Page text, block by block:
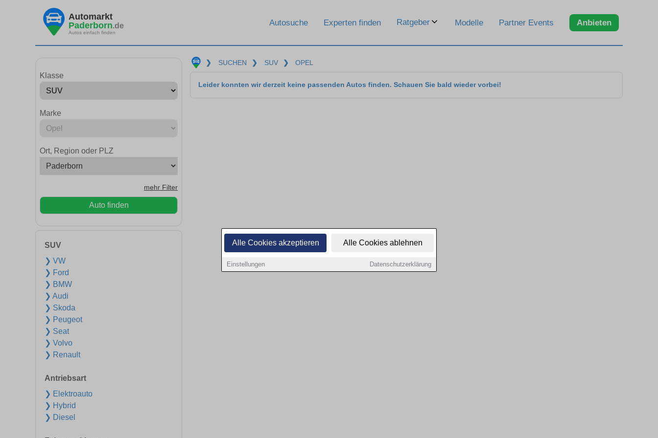
Alle Cookies akzeptieren Alle Cookies ablehnen
Einstellungen Datenschutzerklärung
Automarkt
Paderborn.de
Autos einfach finden
Autosuche Experten finden Ratgeber Modelle Partner Events Anbieten
Klasse
Marke
Ort, Region oder PLZ
mehr Filter
Auto finden
SUV
❯ VW
❯ Ford
❯ BMW
❯ Audi
❯ Skoda
❯ Peugeot
❯ Seat
❯ Volvo
❯ Renault
Antriebsart
❯ Elektroauto
❯ Hybrid
❯ Diesel
❯ SUCHEN ❯ SUV ❯ OPEL
Leider konnten wir derzeit keine passenden Autos finden. Schauen Sie bald wieder vorbei!